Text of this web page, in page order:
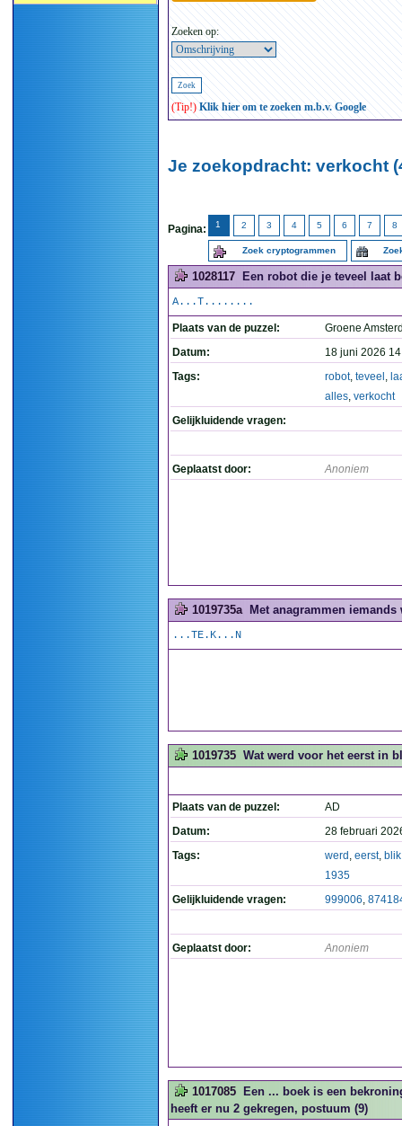
Zoeken op:
(Tip!) Klik hier om te zoeken m.b.v. Google
Je zoekopdracht: verkocht
Pagina: 1 2 3 4 5 6 7 8
Zoek cryptogrammen
1028117 Een robot die je teveel laat
A...T........
Plaats van de puzzel:
Groene
Datum:
18 juni 2026
Tags:
robot, teveel ,
alles, verkocht
Gelijkluidende vragen:
Geplaatst door: Anoniem
1019735a Met anagrammen iemands
...TE.K...N
1019735 Wat werd voor het eerst in
Plaats van de puzzel:
AD
Datum:
28 februari
Tags:
werd , eerst, blik
1935
Gelijkluidende vragen:
999006,
Geplaatst door: Anoniem
1017085
Een ... boek is een
heeft er nu 2 gekregen, postuum (9)